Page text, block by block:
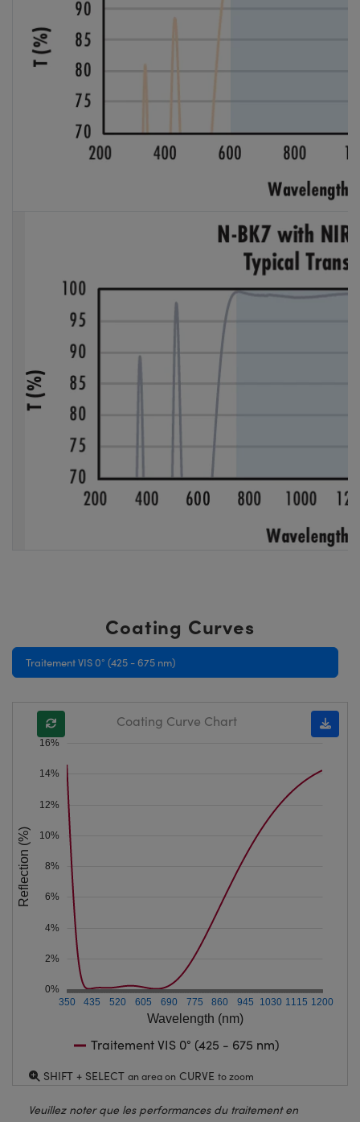
Coating Curves
Traitement VIS 0° (425 - 675 nm)
Wavelength (nm)
350 435 520 605 690 775 860 945 1030 1115 1200
0%
2%
4%
6%
8%
10%
12%
14%
16%
Reflection (%)
Coating Curve Chart
Traitement VIS 0° (425 - 675 nm)
SHIFT + SELECT an area on CURVE to zoom
Veuillez noter que les performances du traitement en